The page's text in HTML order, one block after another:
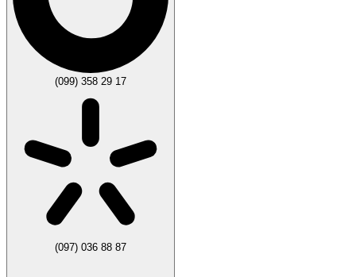
(099) 358 29 17
(097) 036 88 87